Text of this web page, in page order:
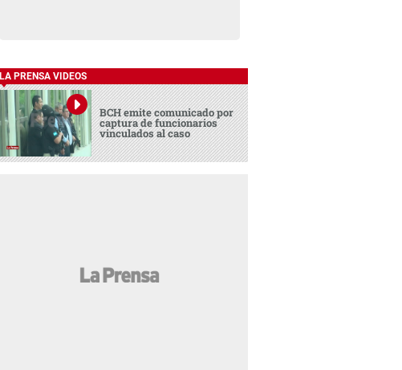
LA PRENSA VIDEOS
BCH emite comunicado por
captura de funcionarios
vinculados al caso